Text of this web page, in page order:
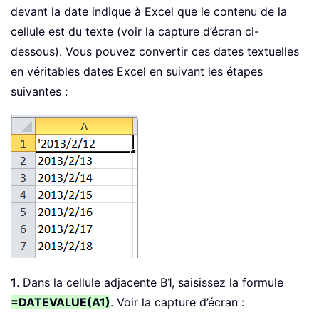
devant la date indique à Excel que le contenu de la
cellule est du texte (voir la capture d’écran ci-
dessous). Vous pouvez convertir ces dates textuelles
en véritables dates Excel en suivant les étapes
suivantes :
1. Dans la cellule adjacente B1, saisissez la formule
=DATEVALUE(A1). Voir la capture d’écran :